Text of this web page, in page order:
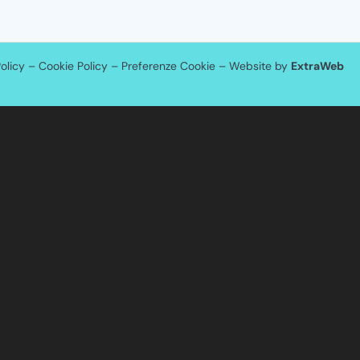
– Cookie Policy – Preferenze Cookie – Website by ExtraWeb